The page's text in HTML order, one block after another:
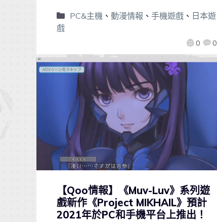
0 0
PC&主機 、 動漫情報 、 手機遊戲、 日本遊
戲
【Qoo情報】《Muv-Luv》系列遊
戲新作《Project MIKHAIL》預計
2021年於PC和手機平台上推出！